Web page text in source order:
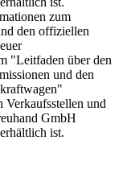
zum
den offiziellen
"Leitfaden über den
und den
Verkaufsstellen und
GmbH
ist.